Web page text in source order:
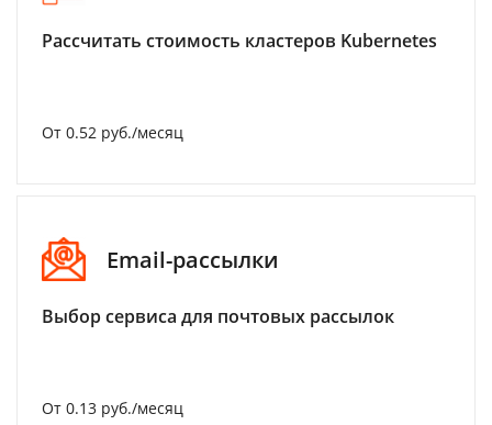
Рассчитать стоимость кластеров Kubernetes
От 0.52 руб./месяц
Email-рассылки
Выбор сервиса для почтовых рассылок
От 0.13 руб./месяц